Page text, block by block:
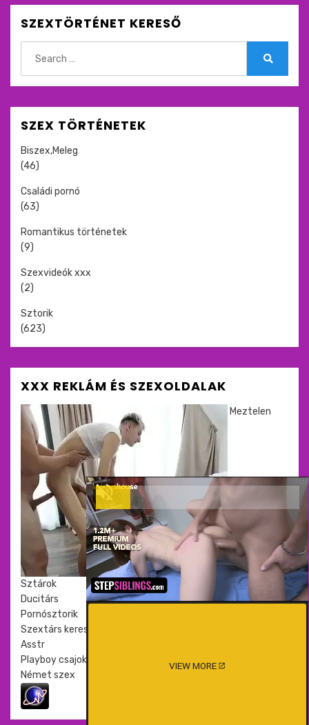
SZEXTÖRTÉNET KERESŐ
for:
SZEX TÖRTÉNETEK
Biszex,Meleg
(46)
Családi pornó
(63)
Romantikus történetek
(9)
Szexvideók xxx
(2)
Sztorik
(623)
XXX REKLÁM ÉS SZEXOLDALAK
Meztelen
Sztárok
Ducitárs
Pornósztorik
Szextárs kereső
Asstr
Playboy csajok
Német szex
VIEW MORE